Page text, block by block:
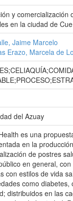
y comercialización
en la ciudad de
Jaime Marcelo
Erazo, Marcela de
del Azuay
es una
en la
de postres
en general,
con estilos de vida
como diabetes,
distribuidos en las